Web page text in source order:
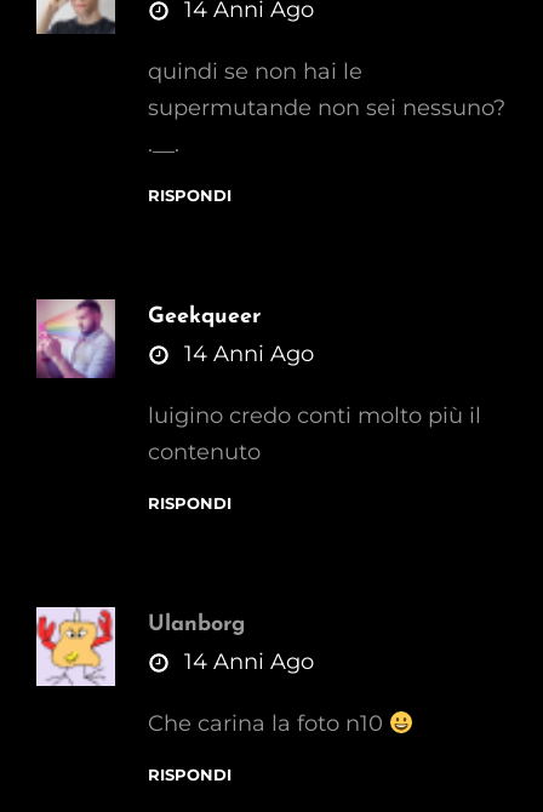
says:14 Anni Ago
quindi se non hai le
supermutande non sei nessuno?
.__.
RISPONDI
Geekqueer
says:14 Anni Ago
luigino credo conti molto più il
contenuto
RISPONDI
Ulanborg
says:14 Anni Ago
Che carina la foto n10
RISPONDI